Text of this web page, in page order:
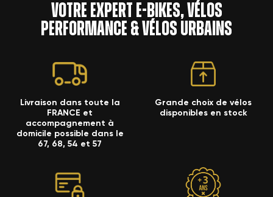
Votre expert e-bikes, vélos
performance & vélos urbains
Livraison dans toute la
FRANCE et
accompagnement à
domicile possible dans le
67, 68, 54 et 57
Grande choix de vélos
disponibles en stock